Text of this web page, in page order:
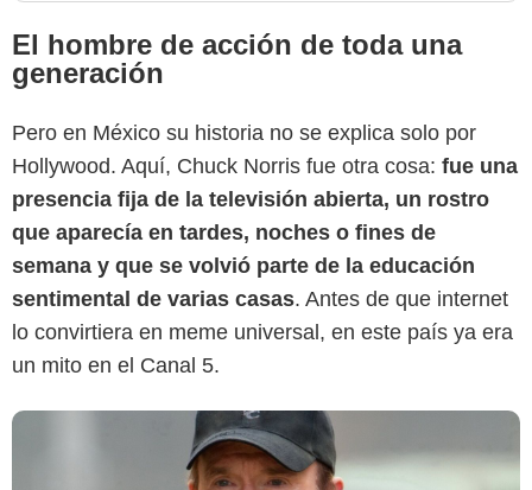
El hombre de acción de toda una
generación
Pero en México su historia no se explica solo por
Hollywood. Aquí, Chuck Norris fue otra cosa: fue una
presencia fija de la televisión abierta, un rostro
que aparecía en tardes, noches o fines de
semana y que se volvió parte de la educación
sentimental de varias casas. Antes de que internet
lo convirtiera en meme universal, en este país ya era
un mito en el Canal 5.
eCartelera